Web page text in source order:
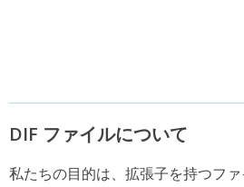
DIF ファイルについて
私たちの目的は、拡張子を持つフ